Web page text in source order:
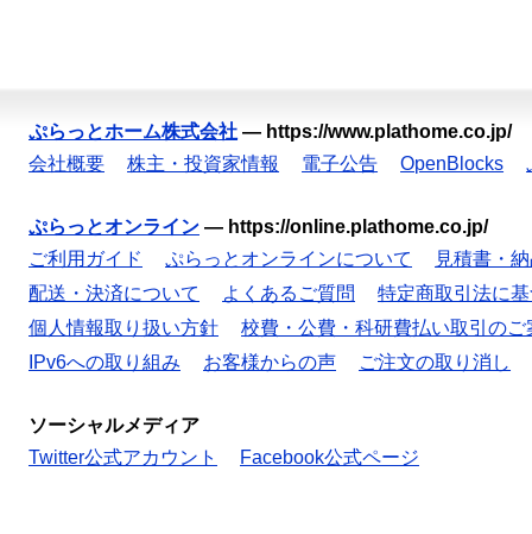
ぷらっとホーム株式会社 — https://www.plathome.co.jp/
会社概要
株主・投資家情報 電子公告 OpenBlocks
ぷらっとオンライン — https://online.plathome.co.jp/
ご利用ガイド
ぷらっとオンラインについて
見積書・
配送・決済について
よくあるご質問
特定商取引法に
個人情報取り扱い方針
校費・公費・科研費払い取引のご
IPv6への取り組み
お客様からの声 ご注文の取り消し
ソーシャルメディア
Twitter公式アカウント
Facebook公式ページ